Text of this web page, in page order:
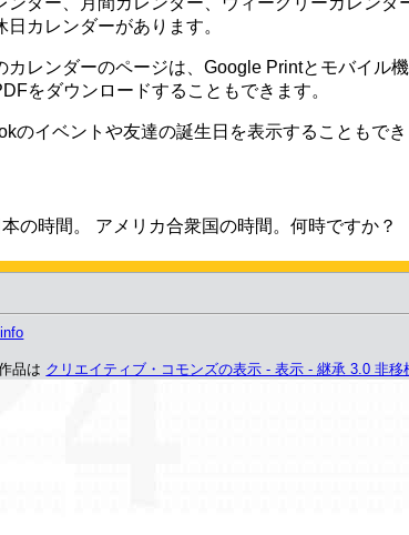
日カレンダーがあります。
カレンダーのページは、Google Printとモバイル
をダウンロードすることもできます。
のイベントや友達の誕生日を表示することもでき
の時間。 アメリカ合衆国の時間。何時ですか？
品は クリエイティブ・コモンズの表示 - 表示 - 継承 3.0 非移